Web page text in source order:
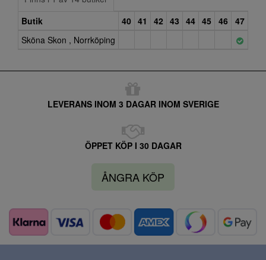
Butik
40 41 42 43 44 45 46
47
Sköna Skon , Norrköping
LEVERANS INOM 3 DAGAR INOM SVERIGE
ÖPPET KÖP I 30 DAGAR
ÅNGRA KÖP